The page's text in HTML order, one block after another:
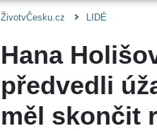
ŽivotvČesku.cz LIDÉ
Hana
předvedli
měl skončit